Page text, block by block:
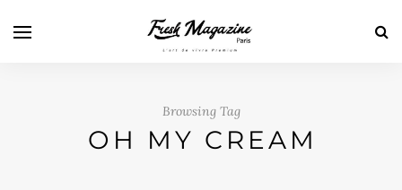
Browsing Tag
OH MY CREAM